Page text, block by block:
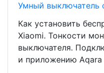
Умный выключатель
Как установить
Xiaomi. Тонкости
выключателя.
и приложению Aqara